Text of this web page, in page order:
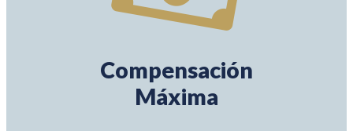
Compensación
Máxima